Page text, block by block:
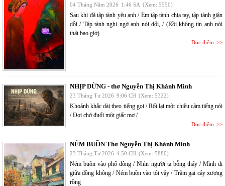
04 Tháng Năm 2026 1:46 SA (Xem: 5550)
Sau khi đã tập tành yêu anh / Em tập tành chia tay, tập tành giận
dỗi / Tập tành nghi ngờ anh nói dối, / (Rồi không tin anh nói
thật bao giờ)
Đọc thêm
NHỊP DỪNG - thơ Nguyễn Thị Khánh Minh
23 Tháng Tư 2026 9:06 CH (Xem: 5322)
Khoảnh khắc dài theo tiếng gọi / Rốt lại một chiều câm tiếng nói
/ Đợi chờ đuối một giấc mơ /
Đọc thêm
NÉM BUỒN Thơ Nguyễn Thị Khánh Minh
23 Tháng Tư 2026 4:50 CH (Xem: 5880)
Ném buồn vào phố đông / Nhìn người ta bỗng thấy / Mình đi
giữa đồng không / Ném buồn vào tôi vậy / Trăm gai cây xương
rồng